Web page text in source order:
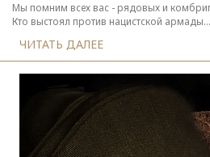
Мы помним всех вас - рядовых и
Кто выстоял против нацистской армады...
ЧИТАТЬ ДАЛЕЕ